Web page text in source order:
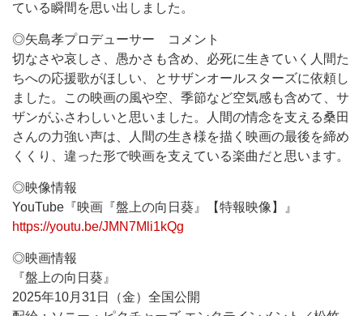
ている瞬間を思い出しました。
◎矢島孝プロデューサー コメント
切なさや哀しさ、愚かさも含め、必死に生きていく人間た
ちへの応援歌がほしい、とサザンオールスターズに依頼し
ました。この映画の風や空、季節など空気感も含めて、サ
ザンがふさわしいと思いました。人間の情念を支える桑田
さんの力強い声は、人間の生き様を描く映画の最後を締め
くくり、違った形で映画を支えている楽曲だと思います。
◎映像情報
YouTube『映画『盤上の向日葵』【特報映像】』
https://youtu.be/JMN7Mli1kQg
◎映画情報
『盤上の向日葵』
2025年10月31日（金）全国公開